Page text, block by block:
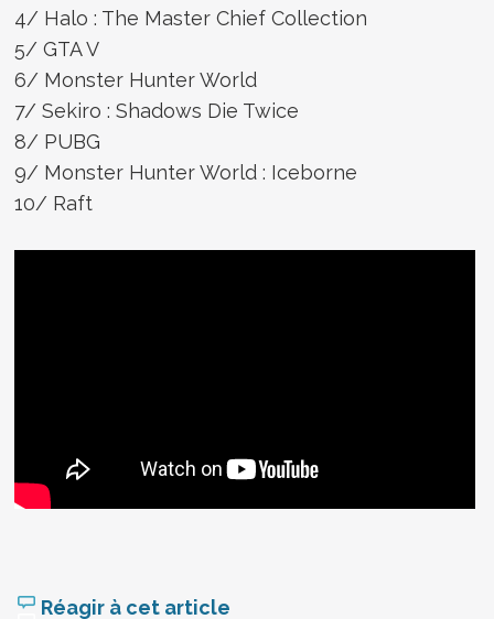
4/ Halo : The Master Chief Collection
5/ GTA V
6/ Monster Hunter World
7/ Sekiro : Shadows Die Twice
8/ PUBG
9/ Monster Hunter World : Iceborne
10/ Raft
Réagir à cet article